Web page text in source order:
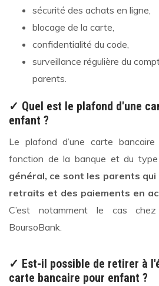
sécurité des achats en ligne,
blocage de la carte,
confidentialité du code,
surveillance régulière du
parents.
✓ Quel est le plafond d'une
enfant ?
Le plafond d’une carte
fonction de la banque et du
général, ce sont les parents
retraits et des paiements en
C’est notamment le cas
BoursoBank.
✓ Est-il possible de retirer à
carte bancaire pour enfant ?